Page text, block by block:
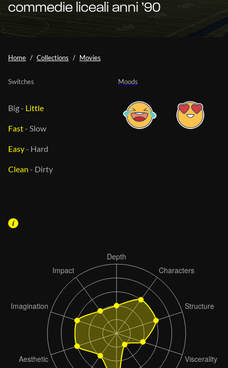
commedie liceali anni ’90
Home Collections Movies
Moods
Switches
Big- Little
Fast- Slow
Easy- Hard
Clean - Dirty